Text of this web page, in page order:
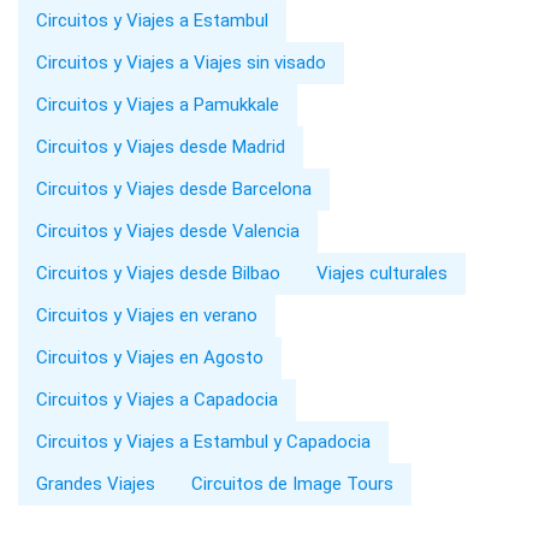
Circuitos y Viajes a Estambul
Circuitos y Viajes a Viajes sin visado
Circuitos y Viajes a Pamukkale
Circuitos y Viajes desde Madrid
Circuitos y Viajes desde Barcelona
Circuitos y Viajes desde Valencia
Circuitos y Viajes desde Bilbao
Viajes culturales
Circuitos y Viajes en verano
Circuitos y Viajes en Agosto
Circuitos y Viajes a Capadocia
Circuitos y Viajes a Estambul y Capadocia
Grandes Viajes
Circuitos de Image Tours